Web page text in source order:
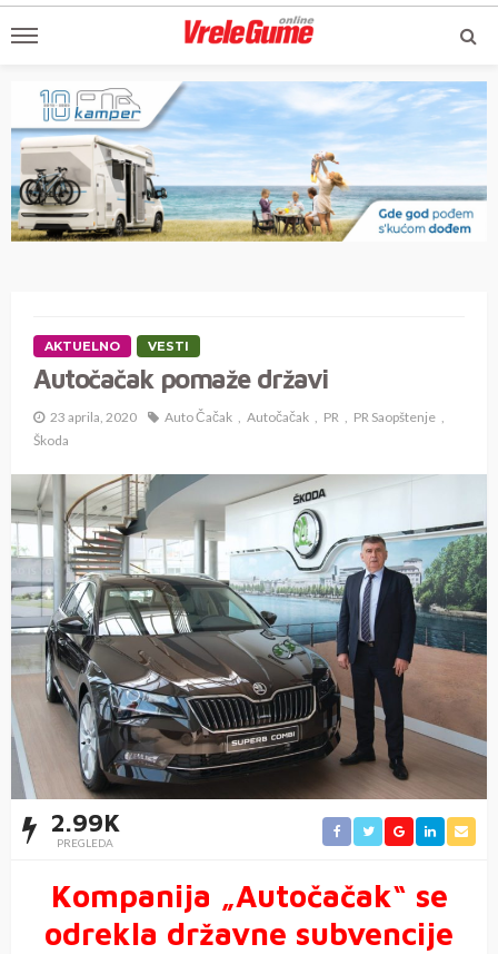
AKTUELNO VESTI
Autočačak pomaže državi
23 aprila, 2020 Auto Čačak Autočačak PR
PR Saopštenje
Škoda
2.99K
PREGLEDA
Kompanija „Autočačak“ se
odrekla državne subvencije